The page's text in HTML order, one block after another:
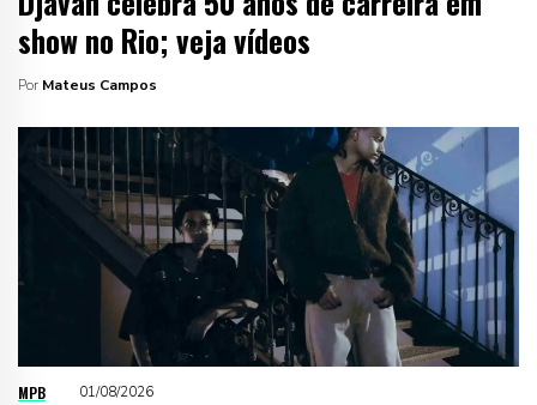
show no Rio; veja vídeos
Por Mateus Campos
MPB 01/08/2026